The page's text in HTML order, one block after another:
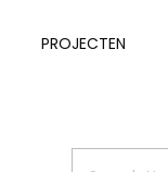
PROJECTEN